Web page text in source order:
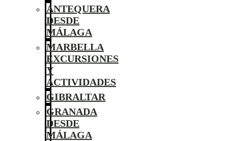
ANTEQUERA
DESDE
MÁLAGA
MARBELLA
EXCURSIONES
Y
ACTIVIDADES
GIBRALTAR
GRANADA
DESDE
MÁLAGA